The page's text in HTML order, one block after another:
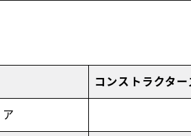
コンストラクタ